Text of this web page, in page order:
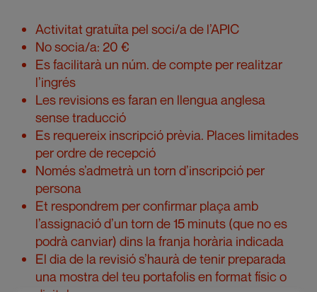
Activitat gratuïta pel soci/a de l’APIC
No socia/a: 20 €
Es facilitarà un núm. de compte per realitzar
l’ingrés
Les revisions es faran en llengua anglesa
sense traducció
Es requereix inscripció prèvia. Places limitades
per ordre de recepció
Només s’admetrà un torn d’inscripció per
persona
Et respondrem per confirmar plaça amb
l’assignació d’un torn de 15 minuts (que no es
podrà canviar) dins la franja horària indicada
El dia de la revisió s’haurà de tenir preparada
una mostra del teu portafolis en format físic o